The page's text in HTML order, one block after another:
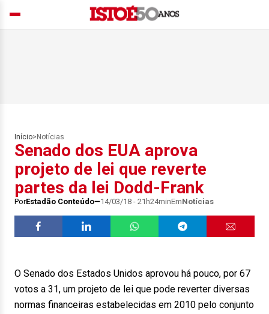
Início> Notícias
Senado dos EUA aprova
projeto de lei que reverte
partes da lei Dodd-Frank
PorEstadão Conteúdo 14/03/18 - 21h24minEmNotícias
O Senado dos Estados Unidos aprovou há pouco, por 67
votos a 31, um projeto de lei que pode reverter diversas
normas financeiras estabelecidas em 2010 pelo conjunto